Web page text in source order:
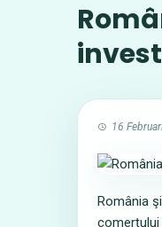
16
România
comerţului